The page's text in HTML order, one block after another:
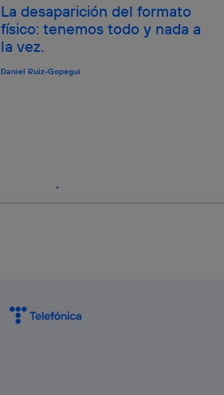
La desaparición del formato
físico: tenemos todo y nada a
la vez.
Daniel Ruiz-Gopegui